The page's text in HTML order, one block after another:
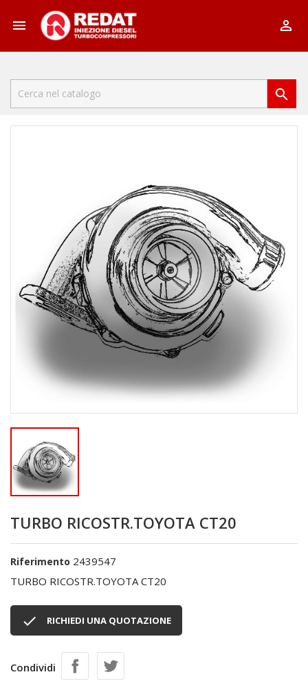
 

TURBO RICOSTR.TOYOTA CT20
Riferimento 2439547
TURBO RICOSTR.TOYOTA CT20
 RICHIEDI UNA QUOTAZIONE
Condividi